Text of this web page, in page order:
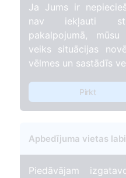
Ja Jums ir
nav iekļauti
pakalpojumā,
veiks situācijas
vēlmes un sastādīs
Pirkt
Apbedījuma vietas
Piedāvājam